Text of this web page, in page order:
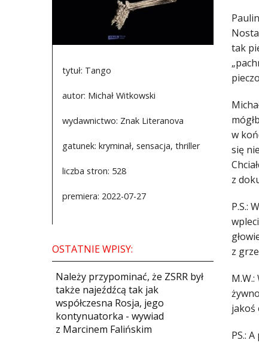
tytuł: Tango
autor: Michał Witkowski
wydawnictwo: Znak Literanova
gatunek: kryminał, sensacja, thriller
liczba stron: 528
premiera: 2022-07-27
OSTATNIE WPISY:
Należy przypominać, że ZSRR był
także najeźdźcą tak jak
współczesna Rosja, jego
kontynuatorka - wywiad
z Marcinem Falińskim
tak
w
się
z
P.S.:
z
jakoś
PS.: